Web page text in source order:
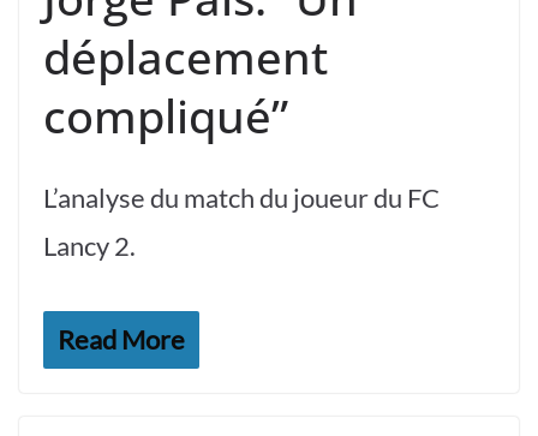
déplacement
compliqué”
L’analyse du match du joueur du FC
Lancy 2.
Read More